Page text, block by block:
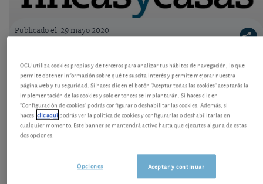
Logo OCU inmobiliario
Publicado el 29 mayo 2020
Ayudas 2020 para salas de calderas en la
Comunidad de Madrid
Incentivos para renovar salas de calderas en 2020
con calderas eficientes que utilicen gas natural.
Plazos y modo de tramitar las ayudas.
OCU utiliza cookies propias y de terceros para analizar tus hábitos de navegación, lo que
permite obtener información sobre qué te suscita interés y permite mejorar nuestra
página web y tu seguridad. Si haces clic en el botón "Aceptar todas las cookies" aceptarás la
implementación de las cookies y solo entonces se implantarán. Si haces clic en
"Configuración de cookies" podrás configurar o deshabilitar las cookies. Además, si
haces clic aquípodrás ver la política de cookies y configurarlas o deshabilitarlas en
cualquier momento. Este banner se mantendrá activo hasta que ejecutes alguna de estas
dos opciones.
Aceptar y continuar
Opciones